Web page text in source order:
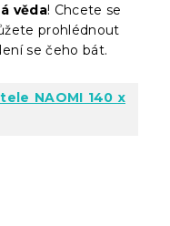
věda! Chcete se
prohlédnout
se čeho bát.
NAOMI 140 x